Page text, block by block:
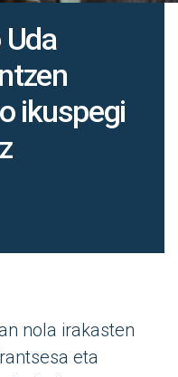
ikuspegi
nola irakasten
eta